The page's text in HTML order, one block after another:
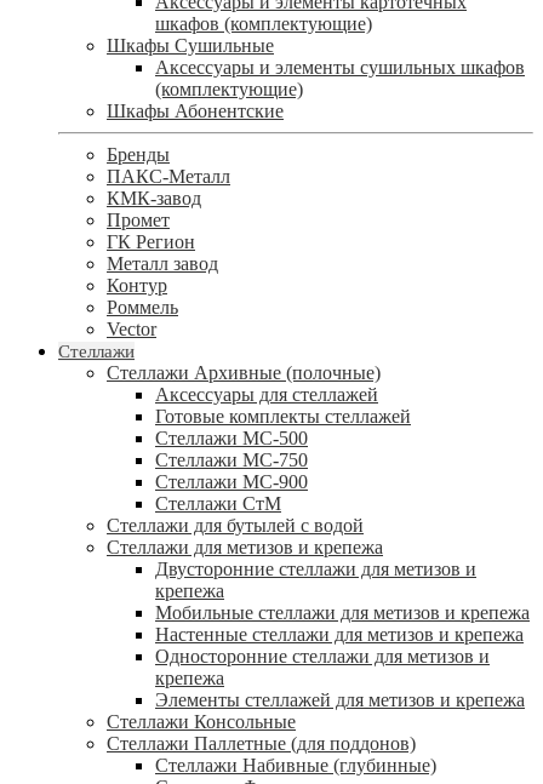
шкафов (комплектующие)
Шкафы Сушильные
Аксессуары и элементы сушильных шкафов
(комплектующие)
Шкафы Абонентские
Бренды
ПАКС-Металл
КМК-завод
Промет
ГК Регион
Металл завод
Контур
Роммель
Vector
Стеллажи
Стеллажи Архивные (полочные)
Аксессуары для стеллажей
Готовые комплекты стеллажей
Стеллажи МС-500
Стеллажи МС-750
Стеллажи МС-900
Стеллажи СтМ
Стеллажи для бутылей с водой
Стеллажи для метизов и крепежа
Двусторонние стеллажи для метизов и
крепежа
Мобильные стеллажи для метизов и крепежа
Настенные стеллажи для метизов и крепежа
Односторонние стеллажи для метизов и
крепежа
Элементы стеллажей для метизов и крепежа
Стеллажи Консольные
Стеллажи Паллетные (для поддонов)
Стеллажи Набивные (глубинные)